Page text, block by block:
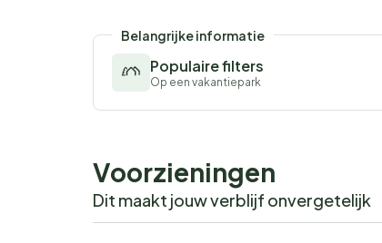
Belangrijke informatie
Populaire filters
Op een vakantiepark
Voorzieningen
Dit maakt jouw verblijf onvergetelijk